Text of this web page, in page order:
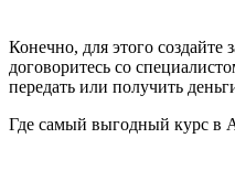
Конечно, для этого создайте
договоритесь со
передать или получить
Где самый выгодный курс в